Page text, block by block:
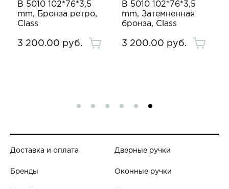
B 5010 102*76*3,5
mm, Бронза ретро,
Class
3 200.00 руб.
B 5010 102*76*3,5
mm, Затемненная
бронза, Class
3 200.00 руб.
Доставка и оплата
Бренды
Дверные ручки
Оконные ручки